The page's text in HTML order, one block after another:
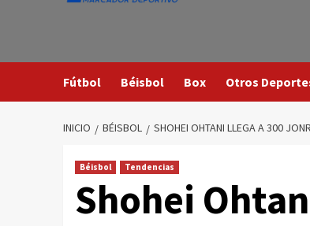
Fútbol Béisbol Box Otros
INICIO BÉISBOL SHOHEI OHTANI LLEGA A 300
Béisbol Tendencias
Shohei